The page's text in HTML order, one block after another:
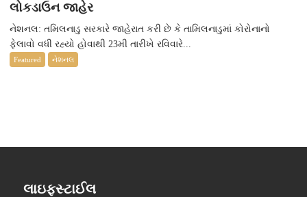
લોકડાઉન જાહેર
નેશનલ: તમિલનાડુ સરકારે જાહેરાત કરી છે કે તામિલનાડુમાં કોરોનાનો
ફેલાવો વધી રહ્યો હોવાથી 23મી તારીખે રવિવારે...
Featured નેશનલ
લાઇફસ્ટાઈલ